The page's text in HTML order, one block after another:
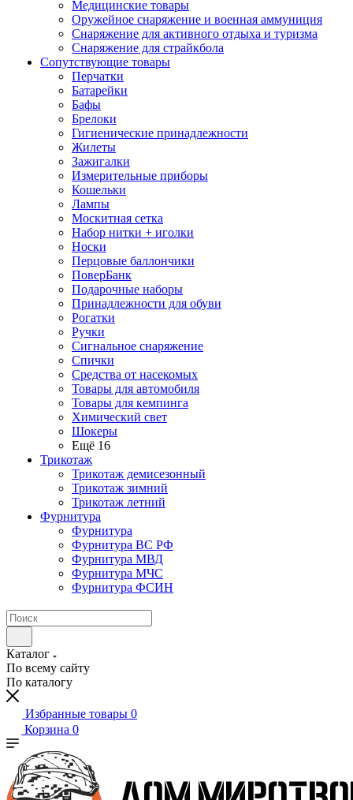
Медицинские товары
Оружейное снаряжение и военная аммуниция
Снаряжение для активного отдыха и туризма
Снаряжение для страйкбола
Сопутствующие товары
Перчатки
Батарейки
Бафы
Брелоки
Гигиенические принадлежности
Жилеты
Зажигалки
Измерительные приборы
Кошельки
Лампы
Москитная сетка
Набор нитки + иголки
Носки
Перцовые баллончики
ПоверБанк
Подарочные наборы
Принадлежности для обуви
Рогатки
Ручки
Сигнальное снаряжение
Спички
Средства от насекомых
Товары для автомобиля
Товары для кемпинга
Химический свет
Шокеры
Ещё 16
Трикотаж
Трикотаж демисезонный
Трикотаж зимний
Трикотаж летний
Фурнитура
Фурнитура
Фурнитура ВС РФ
Фурнитура МВД
Фурнитура МЧС
Фурнитура ФСИН
Каталог
По всему сайту
По каталогу
Избранные товары 0
Корзина 0